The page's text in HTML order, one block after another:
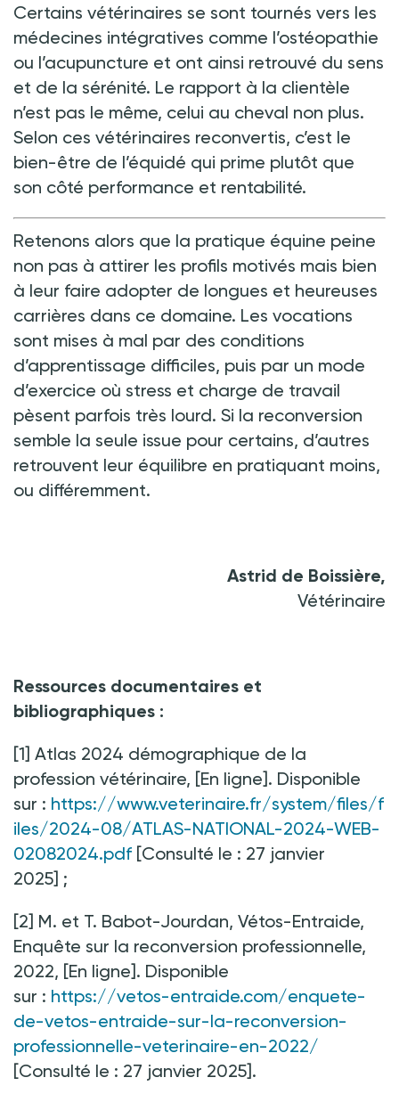
Certains vétérinaires se sont tournés vers les
médecines intégratives comme l’ostéopathie
ou l’acupuncture et ont ainsi retrouvé du sens
et de la sérénité. Le rapport à la clientèle
n’est pas le même, celui au cheval non plus.
Selon ces vétérinaires reconvertis, c’est le
bien-être de l’équidé qui prime plutôt que
son côté performance et rentabilité.
Retenons alors que la pratique équine peine
non pas à attirer les profils motivés mais bien
à leur faire adopter de longues et heureuses
carrières dans ce domaine. Les vocations
sont mises à mal par des conditions
d’apprentissage difficiles, puis par un mode
d’exercice où stress et charge de travail
pèsent parfois très lourd. Si la reconversion
semble la seule issue pour certains, d’autres
retrouvent leur équilibre en pratiquant moins,
ou différemment.
Astrid de Boissière,
Vétérinaire
Ressources documentaires et
bibliographiques :
[1] Atlas 2024 démographique de la
profession vétérinaire, [En ligne]. Disponible
sur : https://www.veterinaire.fr/system/files/f
iles/2024-08/ATLAS-NATIONAL-2024-WEB-
02082024.pdf [Consulté le : 27 janvier
2025] ;
[2] M. et T. Babot-Jourdan, Vétos-Entraide,
Enquête sur la reconversion professionnelle,
2022, [En ligne]. Disponible
sur : https://vetos-entraide.com/enquete-
de-vetos-entraide-sur-la-reconversion-
professionnelle-veterinaire-en-2022/
[Consulté le : 27 janvier 2025].